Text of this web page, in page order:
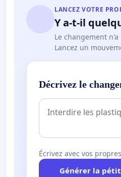
LANCEZ VOTRE
Y a-t-il
Le changement
Lancez un
Décrivez le
Écrivez avec vos
Générer la